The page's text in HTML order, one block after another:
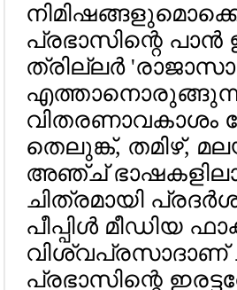
പ്രഭാസിന്റെ
ത്രില്ലര്‍
വിതരണാവകാശം
തെലുങ്ക്, തമിഴ്,
അഞ്ച്
ചിത്രമായി
പീപ്പിള്‍ മീഡിയ
വിശ്വപ്രസാദാണ്
പ്രഭാസിന്റെ